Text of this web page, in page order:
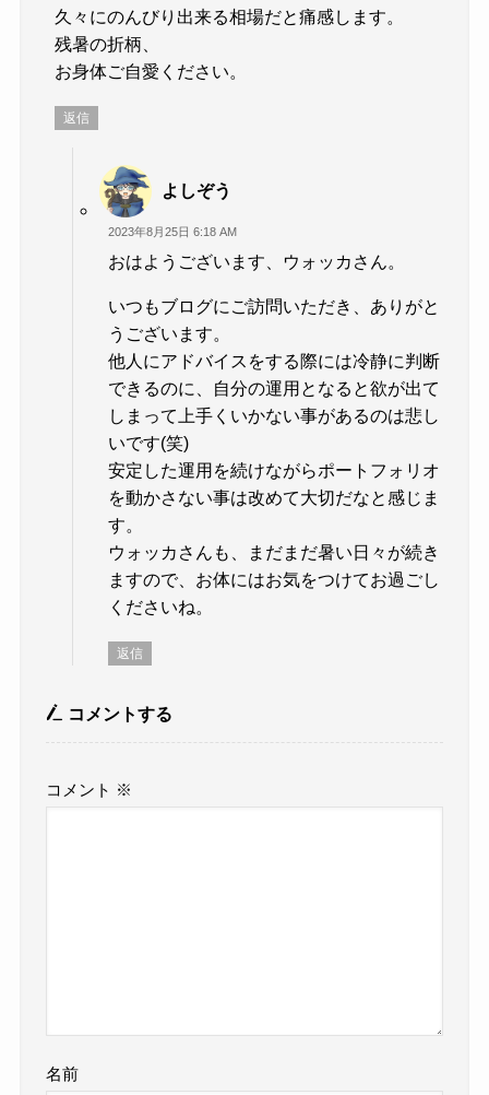
久々にのんびり出来る相場だと痛感します。
残暑の折柄、
お身体ご自愛ください。
返信
よしぞう
2023年8月25日 6:18 AM
おはようございます、ウォッカさん。
いつもブログにご訪問いただき、ありがと
うございます。
他人にアドバイスをする際には冷静に判断
できるのに、自分の運用となると欲が出て
しまって上手くいかない事があるのは悲し
いです(笑)
安定した運用を続けながらポートフォリオ
を動かさない事は改めて大切だなと感じま
す。
ウォッカさんも、まだまだ暑い日々が続き
ますので、お体にはお気をつけてお過ごし
くださいね。
返信
コメントする
コメント ※
名前